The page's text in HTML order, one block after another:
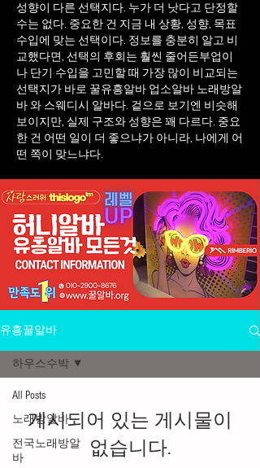
성향이 다른 선택지다. 누가 더 낫다고 단정할
수는 없다. 중요한 건 지금 내 상황, 성향, 목표
수입에 맞는 선택이다. 정보를 충분히 알고 비
교했다면, 선택의 후회는 훨씬 줄어든부업이
나 단기 수입을 고민할 때 가장 많이 비교되는
선택지가 바로 꿀유흥알바 업소알바 노래방알
바 와 스웨디시 알바다. 겉으로 보기엔 비슷해
보이지만, 실제 구조와 성향은 꽤 다르다. 중요
한 건 어떤 일이 더 좋으냐가 아니라, 나에게 어
떤 쪽이 맞느냐다.
유흥꿀알바
All Posts
노래방알바
전국노래방알
바
하우스수박
게시되어 있는 게시물이
없습니다.